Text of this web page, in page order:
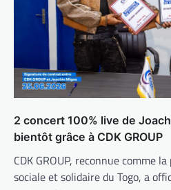
2 concert 100% live de
bientôt grâce à CDK GROUP
CDK GROUP, reconnue comme
sociale et solidaire du Togo, a